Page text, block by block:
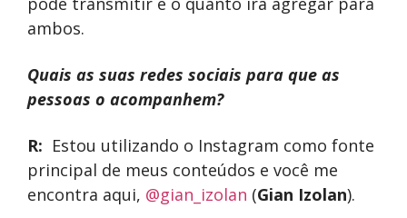
ambos.
Quais as suas redes sociais para que as
pessoas o acompanhem?
R: Estou utilizando o Instagram como fonte
principal de meus conteúdos e você me
encontra aqui, @gian_izolan (Gian Izolan).